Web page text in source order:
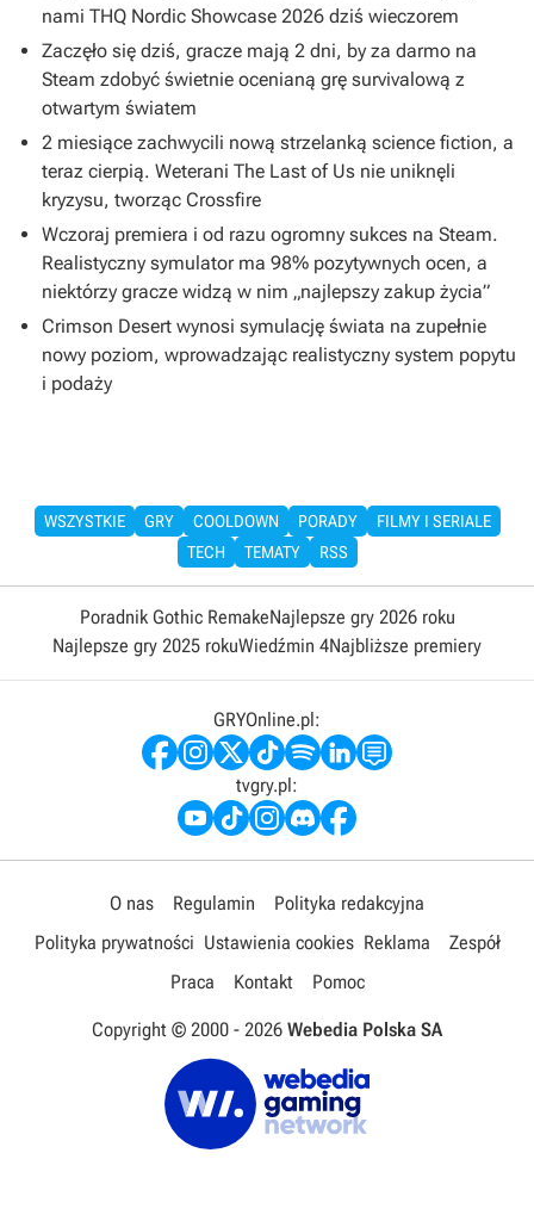
nami THQ Nordic Showcase 2026 dziś wieczorem
Zaczęło się dziś, gracze mają 2 dni, by za darmo na
Steam zdobyć świetnie ocenianą grę survivalową z
otwartym światem
2 miesiące zachwycili nową strzelanką science fiction, a
teraz cierpią. Weterani The Last of Us nie uniknęli
kryzysu, tworząc Crossfire
Wczoraj premiera i od razu ogromny sukces na Steam.
Realistyczny symulator ma 98% pozytywnych ocen, a
niektórzy gracze widzą w nim „najlepszy zakup życia”
Crimson Desert wynosi symulację świata na zupełnie
nowy poziom, wprowadzając realistyczny system popytu
i podaży
WSZYSTKIE GRY COOLDOWN PORADY
FILMY I SERIALE
TECH
TEMATY RSS
Poradnik Gothic RemakeNajlepsze gry 2026 roku
Najlepsze gry 2025 rokuWiedźmin 4Najbliższe premiery
GRYOnline.pl:
tvgry.pl:
O nas Regulamin
Polityka redakcyjna
Polityka prywatności Ustawienia cookies Reklama
Zespół
Praca
Kontakt Pomoc
Copyright © 2000 - 2026 Webedia Polska SA